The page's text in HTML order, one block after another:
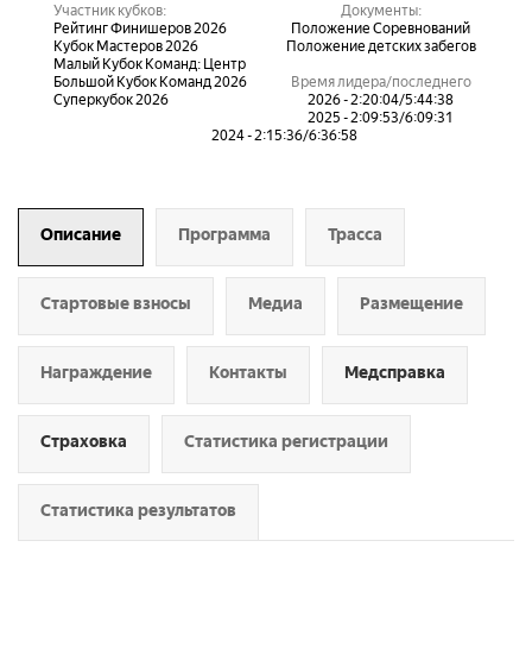
Участник кубков:
Рейтинг Финишеров 2026
Кубок Мастеров 2026
Малый Кубок Команд: Центр
Большой Кубок Команд 2026
Суперкубок 2026
Документы:
Положение Соревнований
Положение детских забегов
Время лидера/последнего
2026 - 2:20:04/5:44:38
2025 - 2:09:53/6:09:31
2024 - 2:15:36/6:36:58
Описание Программа Трасса
Стартовые взносы Медиа Размещение
Награждение Контакты Медсправка
Страховка Статистика регистрации
Статистика результатов